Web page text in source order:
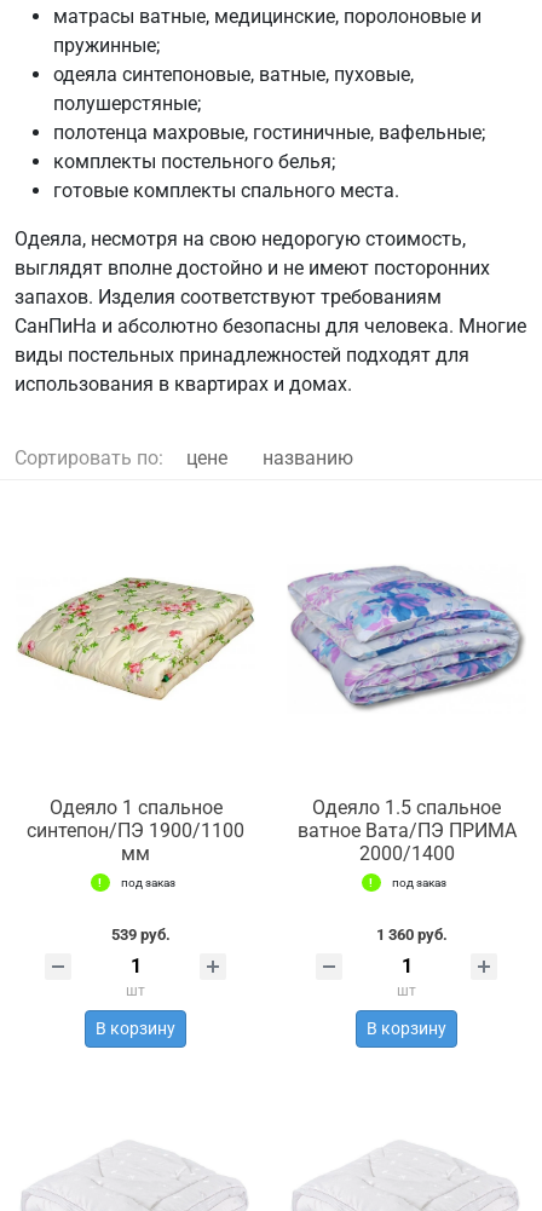
матрасы ватные, медицинские, поролоновые и
пружинные;
одеяла синтепоновые, ватные, пуховые,
полушерстяные;
полотенца махровые, гостиничные, вафельные;
комплекты постельного белья;
готовые комплекты спального места.
Одеяла, несмотря на свою недорогую стоимость,
выглядят вполне достойно и не имеют посторонних
запахов. Изделия соответствуют требованиям
СанПиНа и абсолютно безопасны для человека. Многие
виды постельных принадлежностей подходят для
использования в квартирах и домах.
Сортировать по: цене названию
Одеяло 1 спальное
синтепон/ПЭ 1900/1100
мм
под заказ
539 руб.
шт
В корзину
Одеяло 1.5 спальное
ватное Вата/ПЭ ПРИМА
2000/1400
под заказ
1 360 руб.
шт
В корзину